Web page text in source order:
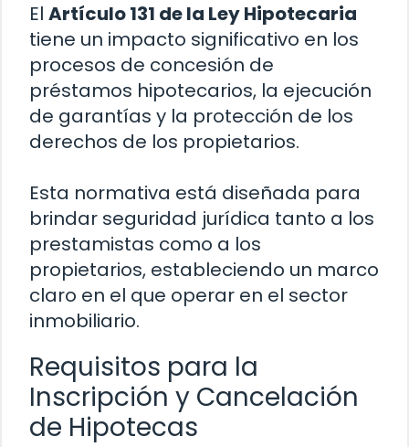
El Artículo 131 de la Ley Hipotecaria
tiene un impacto significativo en los
procesos de concesión de
préstamos hipotecarios, la ejecución
de garantías y la protección de los
derechos de los propietarios.
Esta normativa está diseñada para
brindar seguridad jurídica tanto a los
prestamistas como a los
propietarios, estableciendo un marco
claro en el que operar en el sector
inmobiliario.
Requisitos para la
Inscripción y Cancelación
de Hipotecas